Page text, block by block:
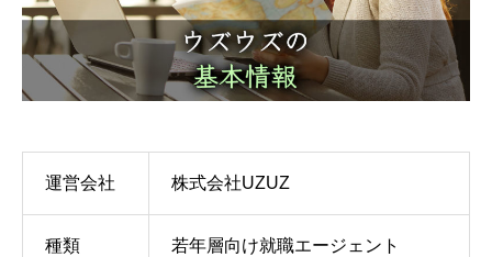
運営会社 株式会社UZUZ
種類 若年層向け就職エージェント